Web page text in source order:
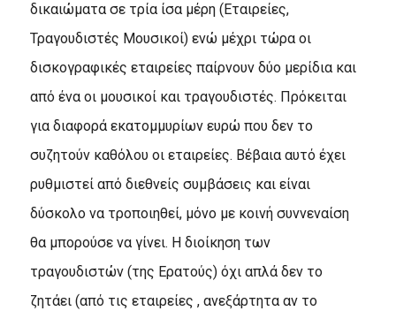
δικαιώματα σε τρία ίσα μέρη (Εταιρείες,
Τραγουδιστές Μουσικοί) ενώ μέχρι τώρα οι
δισκογραφικές εταιρείες παίρνουν δύο μερίδια και
από ένα οι μουσικοί και τραγουδιστές. Πρόκειται
για διαφορά εκατομμυρίων ευρώ που δεν το
συζητούν καθόλου οι εταιρείες. Βέβαια αυτό έχει
ρυθμιστεί από διεθνείς συμβάσεις και είναι
δύσκολο να τροποιηθεί, μόνο με κοινή συννεναίση
θα μπορούσε να γίνει. Η διοίκηση των
τραγουδιστών (της Ερατούς) όχι απλά δεν το
ζητάει (από τις εταιρείες , ανεξάρτητα αν το